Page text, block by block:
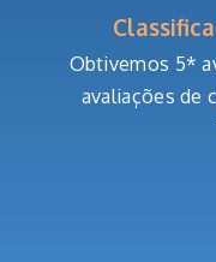
Obtivemos 5*
avaliações de